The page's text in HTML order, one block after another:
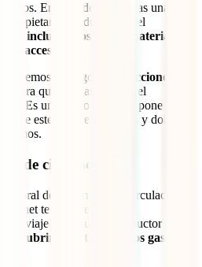
En caso de que sufras una
propietario/conductor sea el
incluidos los daños materiales
accesorios
al cargo de
las acciones
para que puedas obtener el
Es un seguro que te lo pone todo
de este tipo de gestiones y dolores
de circulación
de tu permiso de circulación o
te impidiera seguir
viaje un segundo conductor
y
cubriremos también los gastos